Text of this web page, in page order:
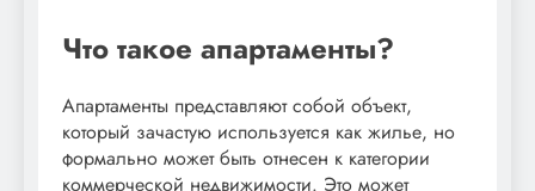
Что такое апартаменты?
Апартаменты представляют собой объект,
который зачастую используется как жилье, но
формально может быть отнесен к категории
коммерческой недвижимости. Это может